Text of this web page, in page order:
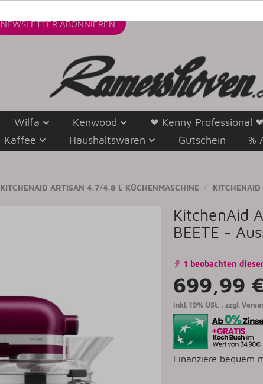
NEWSLETTER ABONNIEREN
Wilfa Kenwood
❤ Kenny Professional ❤
Kaffee Haushaltswaren Gutschein %
KITCHENAID ARTISAN 4,7/4,8 L KÜCHENMASCHINE
KitchenAid
BEETE -
1 beobachten
699,99
inkl. 19% USt. , zzgl.
Finanziere bequem